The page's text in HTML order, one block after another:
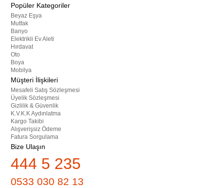
Popüler Kategoriler
Beyaz Eşya
Mutfak
Banyo
Elektrikli Ev Aleti
Hırdavat
Oto
Boya
Mobilya
Müşteri İlişkileri
Mesafeli Satış Sözleşmesi
Üyelik Sözleşmesi
Gizlilik & Güvenlik
K.V.K.K Aydınlatma
Kargo Takibi
Alışverişsiz Ödeme
Fatura Sorgulama
Bize Ulaşın
444 5 235
0533 030 82 13